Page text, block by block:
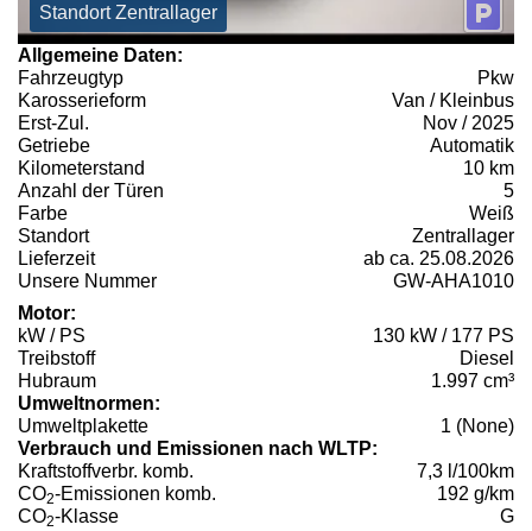
Standort Zentrallager
Allgemeine Daten:
Fahrzeugtyp
Pkw
Karosserieform
Van / Kleinbus
Erst-Zul.
Nov / 2025
Getriebe
Automatik
Kilometerstand
10 km
Anzahl der Türen
5
Farbe
Weiß
Standort
Zentrallager
Lieferzeit
ab ca. 25.08.2026
Unsere Nummer
GW-AHA1010
Motor:
kW / PS
130 kW / 177 PS
Treibstoff
Diesel
Hubraum
1.997 cm³
Umweltnormen:
Umweltplakette
1 (None)
Verbrauch und Emissionen nach WLTP:
Kraftstoffverbr. komb.
7,3 l/100km
CO2-Emissionen komb.
192 g/km
CO2-Klasse G